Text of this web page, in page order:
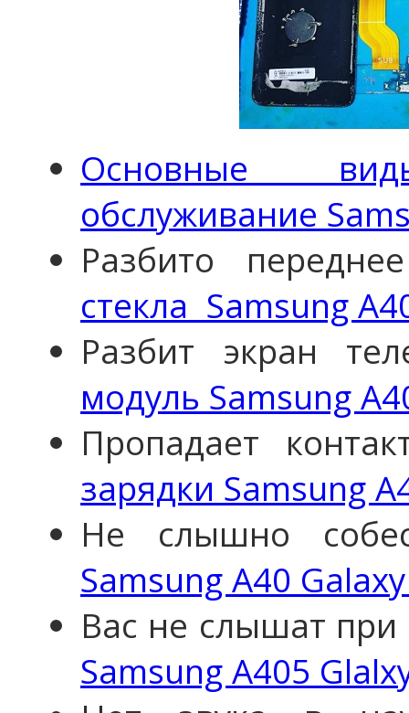
Основные
обслуживание
Разбито
стекла Samsung
Разбит экран
модуль Samsung
Пропадает
зарядки Samsung
Не слышно
Samsung A40
Вас не слышат при
Samsung A405